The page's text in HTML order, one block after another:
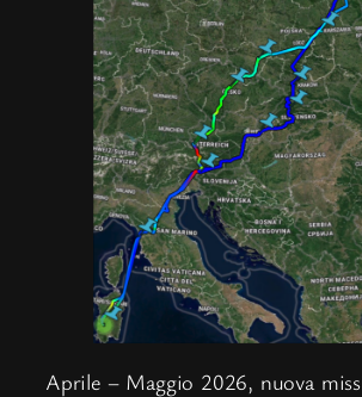
Aprile – Maggio 2026, nuova